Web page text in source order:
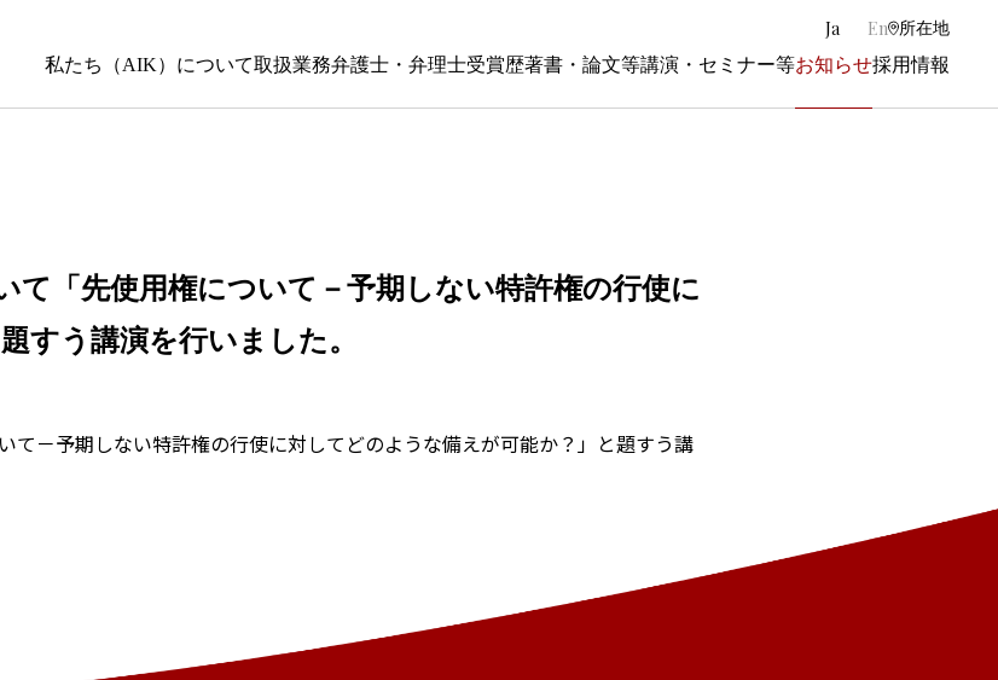
私たち（AIK）について取扱業務弁護士・弁理士受賞歴著書・論文等講演・セミナー等お知らせ採用情報
Ja En 所在地
て「先使用権について－予期しない特許権の行使に
すう講演を行いました。
て－予期しない特許権の行使に対してどのような備えが可能か？」と題すう講